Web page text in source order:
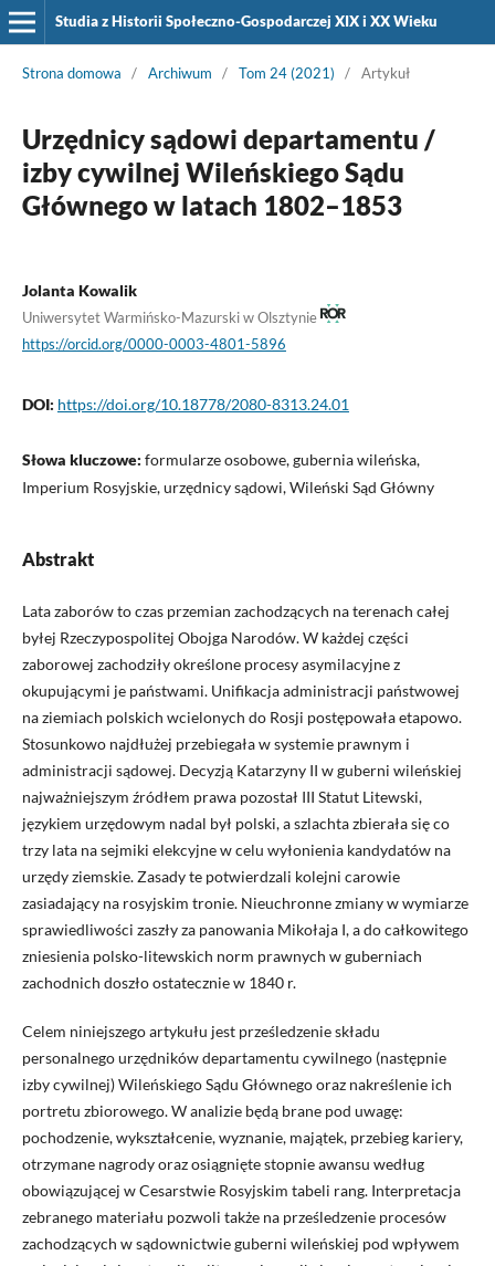
Studia z Historii Społeczno-Gospodarczej XIX i XX Wieku
Strona domowa / Archiwum / Tom 24 (2021) / Artykuł
Urzędnicy sądowi departamentu /
izby cywilnej Wileńskiego Sądu
Głównego w latach 1802–1853
Jolanta Kowalik
Uniwersytet Warmińsko-Mazurski w Olsztynie
https://orcid.org/0000-0003-4801-5896
DOI: https://doi.org/10.18778/2080-8313.24.01
Słowa kluczowe: formularze osobowe, gubernia wileńska,
Imperium Rosyjskie, urzędnicy sądowi, Wileński Sąd Główny
Abstrakt
Lata zaborów to czas przemian zachodzących na terenach całej
byłej Rzeczypospolitej Obojga Narodów. W każdej części
zaborowej zachodziły określone procesy asymilacyjne z
okupującymi je państwami. Unifikacja administracji państwowej
na ziemiach polskich wcielonych do Rosji postępowała etapowo.
Stosunkowo najdłużej przebiegała w systemie prawnym i
administracji sądowej. Decyzją Katarzyny II w guberni wileńskiej
najważniejszym źródłem prawa pozostał III Statut Litewski,
językiem urzędowym nadal był polski, a szlachta zbierała się co
trzy lata na sejmiki elekcyjne w celu wyłonienia kandydatów na
urzędy ziemskie. Zasady te potwierdzali kolejni carowie
zasiadający na rosyjskim tronie. Nieuchronne zmiany w wymiarze
sprawiedliwości zaszły za panowania Mikołaja I, a do całkowitego
zniesienia polsko-litewskich norm prawnych w guberniach
zachodnich doszło ostatecznie w 1840 r.
Celem niniejszego artykułu jest prześledzenie składu
personalnego urzędników departamentu cywilnego (następnie
izby cywilnej) Wileńskiego Sądu Głównego oraz nakreślenie ich
portretu zbiorowego. W analizie będą brane pod uwagę:
pochodzenie, wykształcenie, wyznanie, majątek, przebieg kariery,
otrzymane nagrody oraz osiągnięte stopnie awansu według
obowiązującej w Cesarstwie Rosyjskim tabeli rang. Interpretacja
zebranego materiału pozwoli także na prześledzenie procesów
zachodzących w sądownictwie guberni wileńskiej pod wpływem